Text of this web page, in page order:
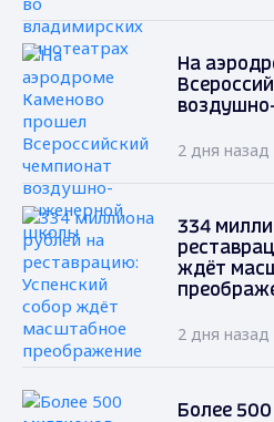
На
2 дня назад
334
ждёт
2 дня назад
Более